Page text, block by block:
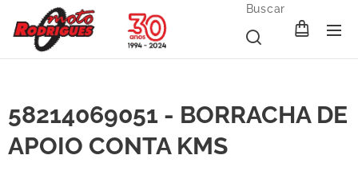
Buscar
58214069051 - BORRACHA DE
APOIO CONTA KMS